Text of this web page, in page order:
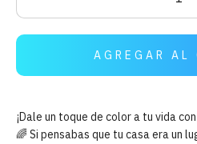
¡Dale un toque de color a tu vida
🌈 Si pensabas que tu casa era un